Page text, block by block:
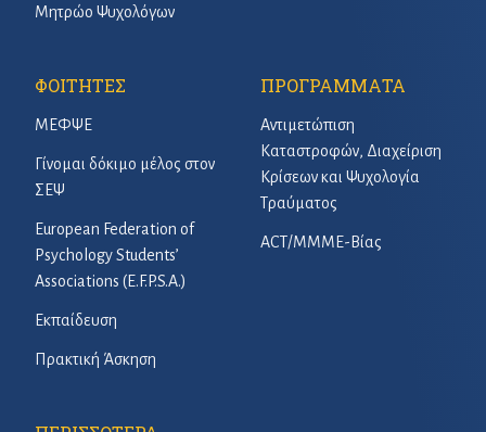
Μητρώο Ψυχολόγων
ΦΟΙΤΗΤΕΣ
ΜΕΦΨΕ
Γίνομαι δόκιμο μέλος στον
ΣΕΨ
European Federation of
Psychology Students’
Associations (E.F.P.S.A.)
Εκπαίδευση
Πρακτική Άσκηση
ΠΡΟΓΡΑΜΜΑΤΑ
Αντιμετώπιση
Καταστροφών, Διαχείριση
Κρίσεων και Ψυχολογία
Τραύματος
ACT/ΜΜΜΕ-Βίας